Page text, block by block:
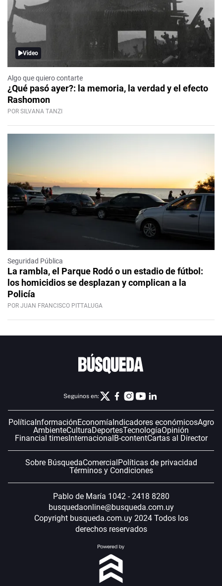
Video
Algo que quiero contarte
¿Qué pasó ayer?: la memoria, la verdad y el efecto
Rashomon
POR SILVANA TANZI
Seguridad Pública
La rambla, el Parque Rodó o un estadio de fútbol:
los homicidios se desplazan y complican a la
Policía
POR JUAN FRANCISCO PITTALUGA
Seguinos en:
Política InformaciónEconomía Indicadores económicosAgro
AmbienteCulturaDeportesTecnologíaOpinión
Financial timesInternacional B-contentCartas al Director
Sobre BúsquedaComercial Políticas de privacidad
Términos y Condiciones
Pablo de María 1042 - 2418 8280
busquedaonline@busqueda.com.uy
Copyright busqueda.com.uy 2024 Todos los
derechos reservados